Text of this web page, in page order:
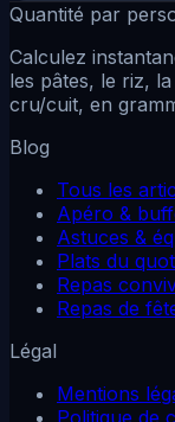
Quantité par
Calculez
les pâtes, le riz,
cru/cuit, en
Blog
Tous les
Apéro &
Astuces &
Plats du
Repas
Repas de
Légal
Mentions
Politique de